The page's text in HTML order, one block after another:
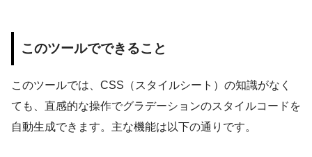
このツールでできること
このツールでは、CSS（スタイルシート）の知識がなく
ても、直感的な操作でグラデーションのスタイルコードを
自動生成できます。主な機能は以下の通りです。